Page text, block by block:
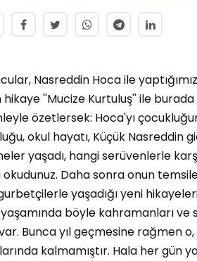
Nasreddin Hoca ile
hikaye ''Mucize Kurtuluş'' ile
özetlersek: Hoca'yı
okul hayatı, Küçük Nasreddin
yaşadı, hangi serüvenlerle
okudunuz. Daha sonra onun
yaşadığı yeni
böyle kahramanları
Bunca yıl geçmesine rağmen
kalmamıştır. Hala her gün